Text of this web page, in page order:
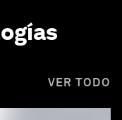
VER TODO